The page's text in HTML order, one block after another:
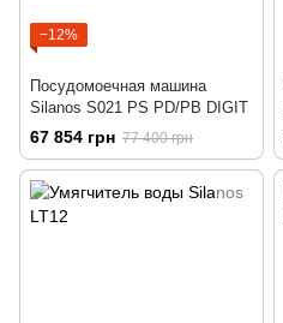
−12%
Посудомоечная машина
Silanos S021 PS PD/РВ DIGIT
67 854 грн 77 400 грн